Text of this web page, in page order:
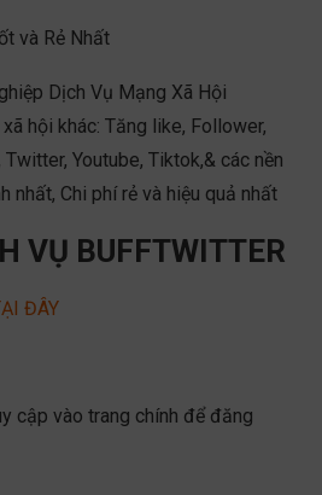
và Rẻ Nhất
Dịch Vụ Mạng Xã Hội
hội khác: Tăng like, Follower,
Youtube, Tiktok,& các nền
nhất, Chi phí rẻ và hiệu quả nhất
VỤ BUFFTWITTER
ĐÂY
cập vào trang chính để đăng